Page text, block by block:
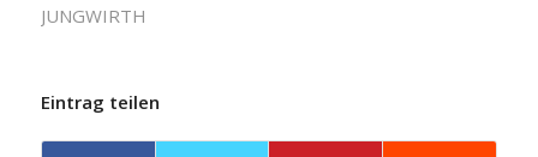
JUNGWIRTH
Eintrag teilen